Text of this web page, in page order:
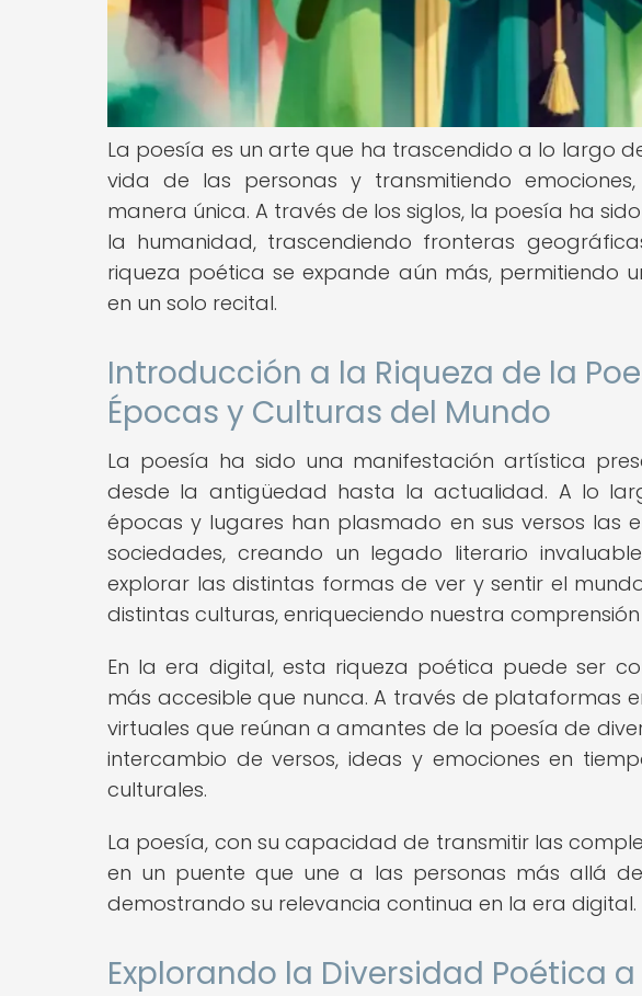
La poesía es un arte que ha trascendido a lo largo
vida de las personas y transmitiendo
manera única. A través de los siglos, la poesía ha
la humanidad, trascendiendo fronteras
riqueza poética se expande aún más, permitiendo
en un solo recital.
Introducción a la Riqueza de la
Épocas y Culturas del Mundo
La poesía ha sido una manifestación artística
desde la antigüedad hasta la actualidad. A lo
épocas y lugares han plasmado en sus versos las
sociedades, creando un legado literario
explorar las distintas formas de ver y sentir el
distintas culturas, enriqueciendo nuestra
En la era digital, esta riqueza poética puede ser
más accesible que nunca. A través de plataformas
virtuales que reúnan a amantes de la poesía de
intercambio de versos, ideas y emociones en
culturales.
La poesía, con su capacidad de transmitir las
en un puente que une a las personas más allá
demostrando su relevancia continua en la era digital.
Explorando la Diversidad Poética